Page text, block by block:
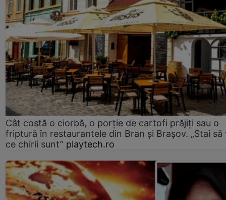
Cât costă o ciorbă, o porţie de cartofi prăjiţi sau o
friptură în restaurantele din Bran şi Braşov. „Stai să
ce chirii sunt” playtech.ro